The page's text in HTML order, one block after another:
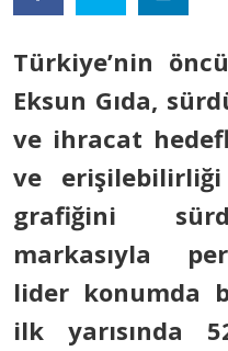
Türkiye’nin
Eksun Gıda,
ve ihracat
ve erişilebilirliği
grafiğini
markasıyla
lider konumda
ilk yarısında